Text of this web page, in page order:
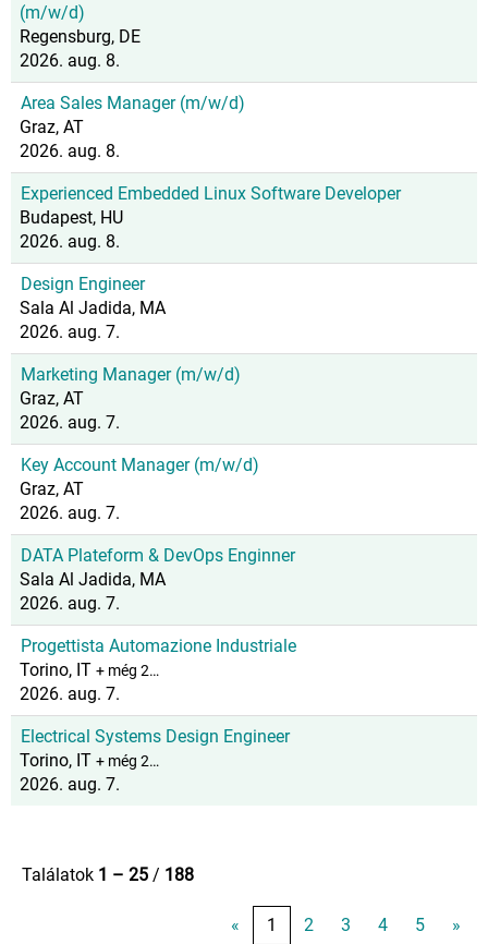
(m/w/d)
Regensburg, DE
2026. aug. 8.
Area Sales Manager (m/w/d)
Graz, AT
2026. aug. 8.
Experienced Embedded Linux Software Developer
Budapest, HU
2026. aug. 8.
Design Engineer
Sala Al Jadida, MA
2026. aug. 7.
Marketing Manager (m/w/d)
Graz, AT
2026. aug. 7.
Key Account Manager (m/w/d)
Graz, AT
2026. aug. 7.
DATA Plateform & DevOps Enginner
Sala Al Jadida, MA
2026. aug. 7.
Progettista Automazione Industriale
Torino, IT + még 2…
2026. aug. 7.
Electrical Systems Design Engineer
Torino, IT + még 2…
2026. aug. 7.
Találatok 1 – 25 / 188
« 1 2 3 4 5 »